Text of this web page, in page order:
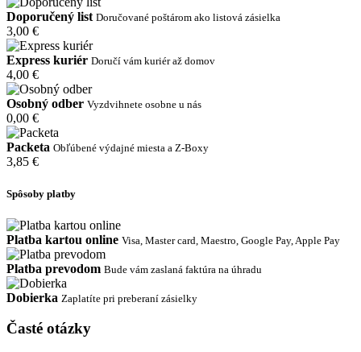
Doporučený list Doručované poštárom ako listová zásielka
3,00 €
Express kuriér Doručí vám kuriér až domov
4,00 €
Osobný odber Vyzdvihnete osobne u nás
0,00 €
Packeta Obľúbené výdajné miesta a Z-Boxy
3,85 €
Spôsoby platby
Platba kartou online Visa, Master card, Maestro, Google Pay, Apple Pay
Platba prevodom Bude vám zaslaná faktúra na úhradu
Dobierka Zaplatíte pri preberaní zásielky
Časté otázky